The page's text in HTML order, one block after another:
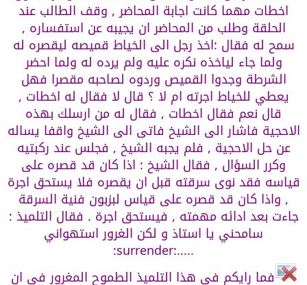
اخطات مهما كانت اجابة المحاضر , وقف الطالب عند
الحلقة وطلب من المحاضر ان يجيبه عن استفساره ,
سمح له فقال :اخذ رجل الى الخياط قميصه ليقصره له
ولما جاء لياخذه نكره عليه ولم يرده له ولما احضر
الشرطة وجدوا القميص وردوه لصاحبه مقصرا فهل
يعطي للخياط اجرته ام لا ؟ قال لا فقال له اخطات ,
قال نعم فقال اخطات , فقال له من ارسلك بهذه
الاحجية فاشار الى الشيخ فاتى الى الشيخ واقفا يساله
عن حل الاحجية , فلم يجبه الشيخ , فجلس عند ركبتيه
وكرر السؤال , فقال الشيخ : اذا كان قد قصره على
قياسه فقد نوى سرقته قبل ان يقصره فلا يستحق اجرة
, واذا كان قد قصره على قياس لبزبون فنية السرقة
جاءت بعد ادائه مهمته , فيستحق اجرة . فقال التلميذ :
سامحني يا استاذ و لكن الغرور استهواني
.....:surrender:
فما رايكم في هذا التلميذ الطموح المغرور في ان